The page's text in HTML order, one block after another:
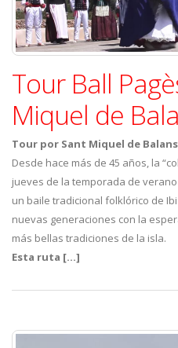
Tour Ball
Miquel de
Tour por Sant Miquel de
Desde hace más de 45 años, la
jueves de la temporada de
un baile tradicional folklórico de
nuevas generaciones con la
más bellas tradiciones de la isla.
Esta ruta […]